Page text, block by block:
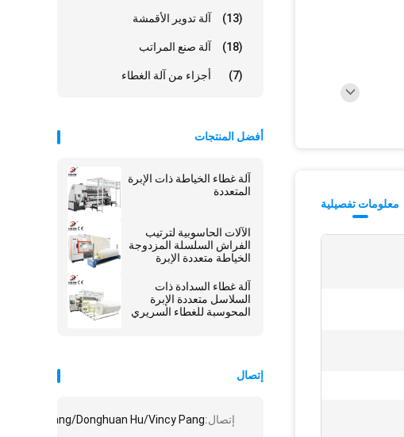
آلة تدوير الأقمشة (13)
آلة صنع المراتب (18)
أجزاء من آلة الغطاء (7)
أفضل المنتجات
آلة غطاء الخياطة ذات الإبرة
المتعددة
الآلات الحاسوبية لترتيب
الفراش السلسلة المزدوجة
الخياطة متعددة الإبرة
آلة غطاء السدادة ذات
السلاسل متعددة الإبرة
المحوسبة للغطاء السريري
إتصال
إتصال:Huang/Donghuan Hu/Vincy Pang
معلومات تفصيلية